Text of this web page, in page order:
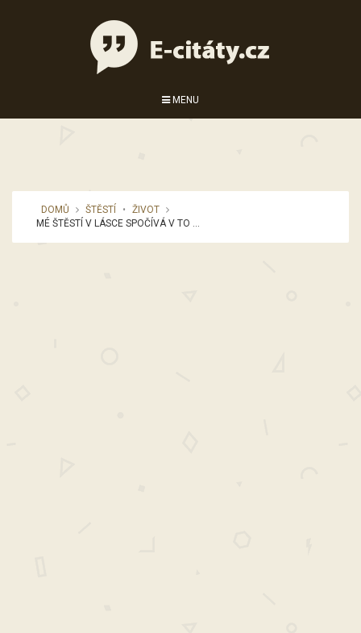
MENU
DOMŮ ŠTĚSTÍ •
ŽIVOT
MÉ ŠTĚSTÍ V LÁSCE SPOČÍVÁ V TO ...